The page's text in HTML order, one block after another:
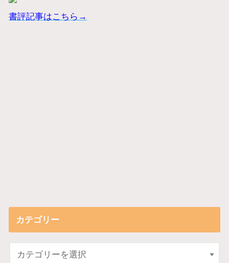
書評記事はこちら→
カテゴリー